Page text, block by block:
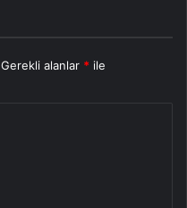
Gerekli alanlar * ile